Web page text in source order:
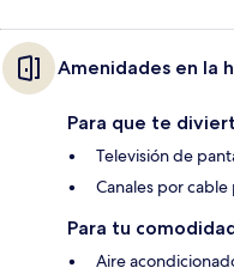
Amenidades en la
Para que te
Televisión de
Canales por
Para tu
Aire